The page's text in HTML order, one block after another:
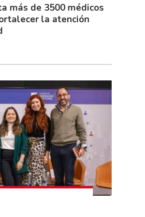
más de 3500 médicos
la atención